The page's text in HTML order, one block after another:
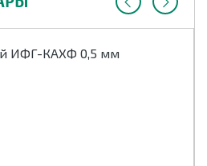
ИФГ-КАХФ 0,5 мм